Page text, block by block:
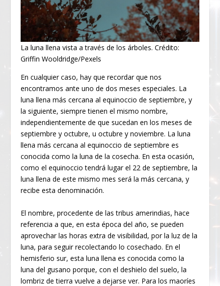
La luna llena vista a través de los árboles. Crédito:
Griffin Wooldridge/Pexels
En cualquier caso, hay que recordar que nos
encontramos ante uno de dos meses especiales. La
luna llena más cercana al equinoccio de septiembre, y
la siguiente, siempre tienen el mismo nombre,
independientemente de que sucedan en los meses de
septiembre y octubre, u octubre y noviembre. La luna
llena más cercana al equinoccio de septiembre es
conocida como la luna de la cosecha. En esta ocasión,
como el equinoccio tendrá lugar el 22 de septiembre, la
luna llena de este mismo mes será la más cercana, y
recibe esta denominación.
El nombre, procedente de las tribus amerindias, hace
referencia a que, en esta época del año, se pueden
aprovechar las horas extra de visibilidad, por la luz de la
luna, para seguir recolectando lo cosechado. En el
hemisferio sur, esta luna llena es conocida como la
luna del gusano porque, con el deshielo del suelo, la
lombriz de tierra vuelve a dejarse ver. Para los maoríes